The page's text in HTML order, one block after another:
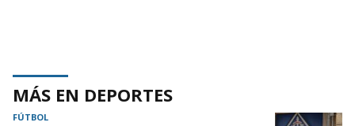
MÁS EN DEPORTES
FÚTBOL